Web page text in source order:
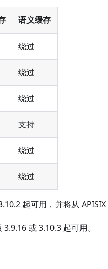
语义缓存
绕过
绕过
绕过
支持
绕过
绕过
起可用，并将从 APISIX
或 3.10.3 起可用。